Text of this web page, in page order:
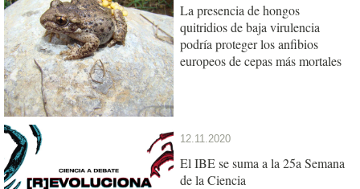
La presencia de hongos
quitridios de baja virulencia
podría proteger los anfibios
europeos de cepas más mortales
12.11.2020
El IBE se suma a la 25a Semana
de la Ciencia